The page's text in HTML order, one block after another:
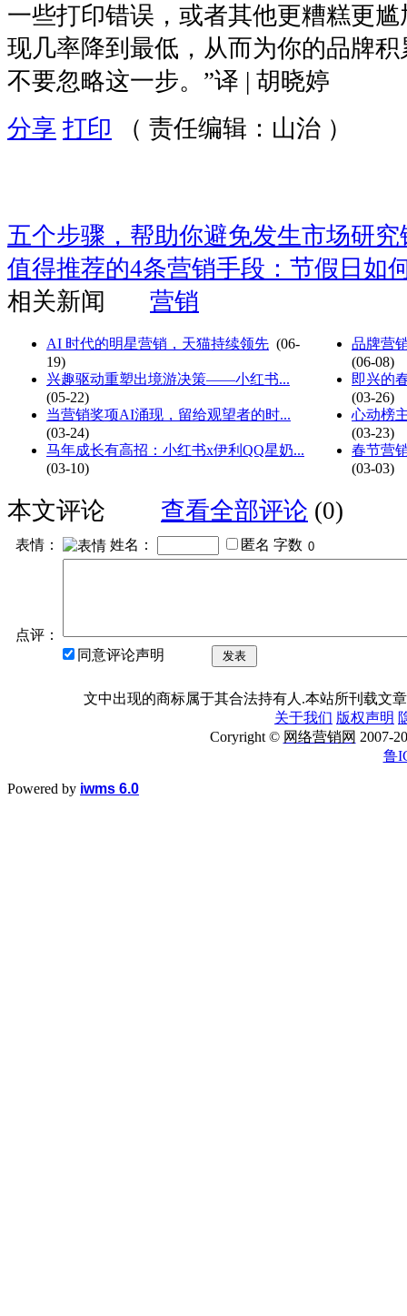
一些打印错误，或者其他更糟糕更
现几率降到最低，从而为你的品牌
不要忽略这一步。”译 | 胡晓婷
分享 打印 （ 责任编辑：山治 ）
五个步骤，帮助你避免发生市场研究
值得推荐的4条营销手段：节假日如
相关新闻
营销
AI 时代的明星营销，天猫持续领先 (06-
19)
兴趣驱动重塑出境游决策——小红书...
(05-22)
当营销奖项AI涌现，留给观望者的时...
(03-24)
马年成长有高招：小红书x伊利QQ星奶...
(03-10)
品牌营
(06-08)
即兴的
(03-26)
心动榜
(03-23)
春节营
(03-03)
本文评论 查看全部评论 (0)
表情： 姓名： 匿名 字数
点评：
同意评论声明
发表
文中出现的商标属于其合法持有人.本站所刊载文
关于我们 版权声明
Coryright © 网络营销网 2007-
鲁
Powered by iwms 6.0